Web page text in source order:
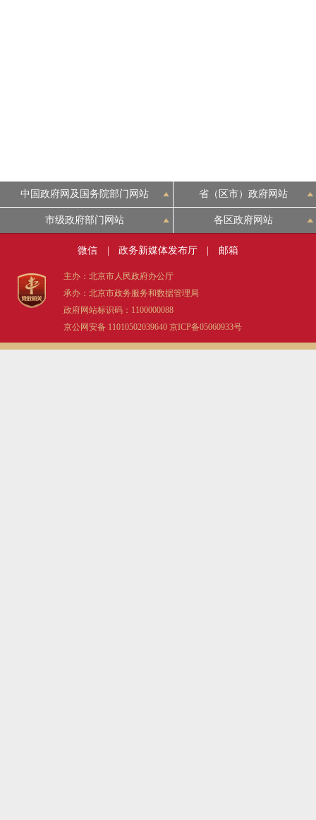
中国政府网及国务院部门网站 省（区市）政府网站
市级政府部门网站 各区政府网站
微信 政务新媒体发布厅 邮箱
主办：北京市人民政府办公厅
承办：北京市政务服务和数据管理局
政府网站标识码：1100000088
京公网安备 11010502039640 京ICP备05060933号